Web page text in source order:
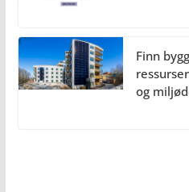
Finn
og